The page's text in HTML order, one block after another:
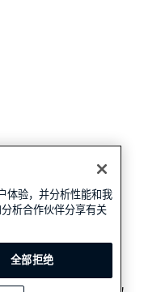
体验，并分析性能和我
析合作伙伴分享有关
全部拒绝